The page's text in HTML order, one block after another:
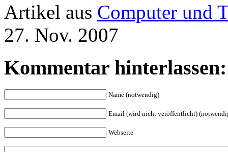
Artikel aus Computer und
27. Nov. 2007
Kommentar hinterlassen:
Name (notwendig)
Email (wird nicht veröffentlicht)
Webseite